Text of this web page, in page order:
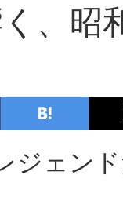
、昭
ジェン